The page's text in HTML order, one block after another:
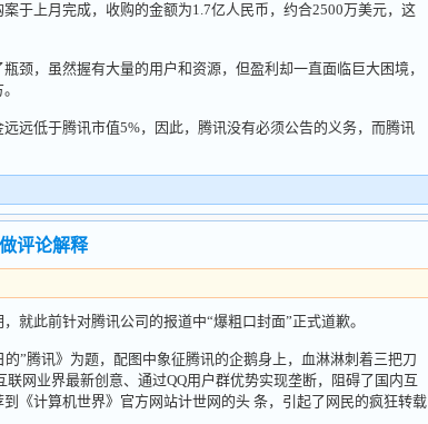
上月完成，收购的金额为1.7亿人民币，约合2500万美元，这
，虽然握有大量的用户和资源，但盈利却一直面临巨大困境，
低于腾讯市值5%，因此，腾讯没有必须公告的义务，而腾讯
评论解释
此前针对腾讯公司的报道中“爆粗口封面”正式道歉。
腾讯》为题，配图中象征腾讯的企鹅身上，血淋淋刺着三把刀
网业界最新创意、通过QQ用户群优势实现垄断，阻碍了国内互
《计算机世界》官方网站计世网的头 条，引起了网民的疯狂转载